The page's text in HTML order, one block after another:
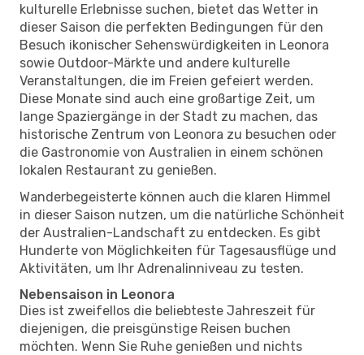
kulturelle Erlebnisse suchen, bietet das Wetter in
dieser Saison die perfekten Bedingungen für den
Besuch ikonischer Sehenswürdigkeiten in Leonora
sowie Outdoor-Märkte und andere kulturelle
Veranstaltungen, die im Freien gefeiert werden.
Diese Monate sind auch eine großartige Zeit, um
lange Spaziergänge in der Stadt zu machen, das
historische Zentrum von Leonora zu besuchen oder
die Gastronomie von Australien in einem schönen
lokalen Restaurant zu genießen.
Wanderbegeisterte können auch die klaren Himmel
in dieser Saison nutzen, um die natürliche Schönheit
der Australien-Landschaft zu entdecken. Es gibt
Hunderte von Möglichkeiten für Tagesausflüge und
Aktivitäten, um Ihr Adrenalinniveau zu testen.
Nebensaison in Leonora
Dies ist zweifellos die beliebteste Jahreszeit für
diejenigen, die preisgünstige Reisen buchen
möchten. Wenn Sie Ruhe genießen und nichts